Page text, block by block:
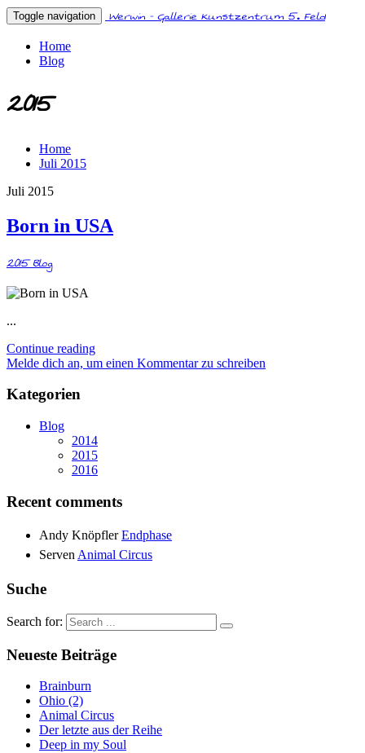
Toggle navigation Werwin - Gallerie Kunstzentrum 5. Feld
Home
Blog
2015
Home
Juli 2015
Juli 2015
Born in USA
2015Blog
...
Continue reading
Melde dich an, um einen Kommentar zu schreiben
Kategorien
Blog
2014
2015
2016
Recent comments
Andy KnöpflerEndphase
Serven Animal Circus
Suche
Search for:
Neueste Beiträge
Brainburn
Ohio (2)
Animal Circus
Der letzte aus der Reihe
Deep in my Soul